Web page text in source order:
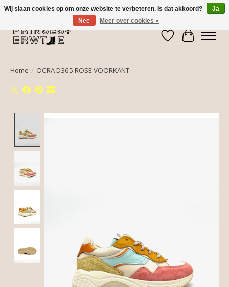
Verlanglijst
Home / OCRA D365 ROSE VOORKANT
Wij slaan cookies op om onze website te verbeteren. Is dat akkoord?
Ja
Nee
Meer over cookies »